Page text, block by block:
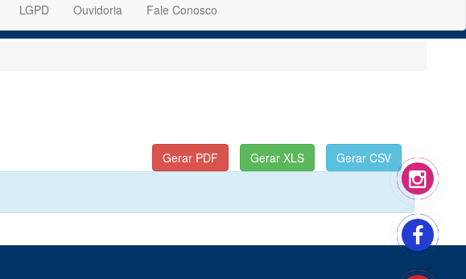
LGPD Ouvidoria Fale Conosco